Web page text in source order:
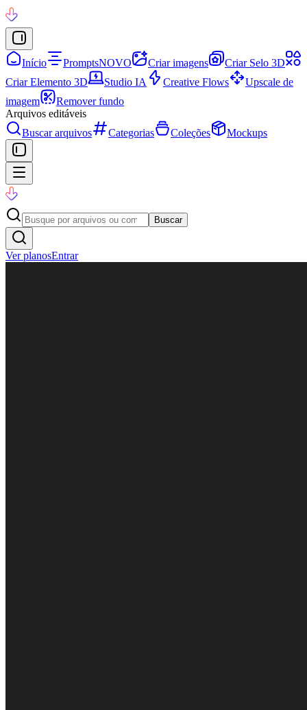
Início PromptsNOVO Criar imagens
Criar Selo 3D
Criar Elemento 3D
Studio IA Creative Flows
Upscale de
imagem
Remover fundo
Arquivos editáveis
Buscar arquivos
Categorias Coleções Mockups
Buscar
Ver planosEntrar